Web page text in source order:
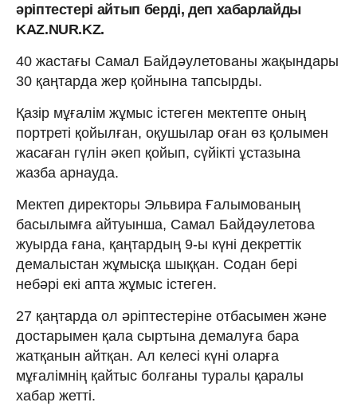
әріптестері айтып берді, деп хабарлайды
KAZ.NUR.KZ.
40 жастағы Самал Байдәулетованы жақындары
30 қаңтарда жер қойнына тапсырды.
Қазір мұғалім жұмыс істеген мектепте оның
портреті қойылған, оқушылар оған өз қолымен
жасаған гүлін әкеп қойып, сүйікті ұстазына
жазба арнауда.
Мектеп директоры Эльвира Ғалымованың
басылымға айтуынша, Самал Байдәулетова
жуырда ғана, қаңтардың 9-ы күні декреттік
демалыстан жұмысқа шыққан. Содан бері
небәрі екі апта жұмыс істеген.
27 қаңтарда ол әріптестеріне отбасымен және
достарымен қала сыртына демалуға бара
жатқанын айтқан. Ал келесі күні оларға
мұғалімнің қайтыс болғаны туралы қаралы
хабар жетті.